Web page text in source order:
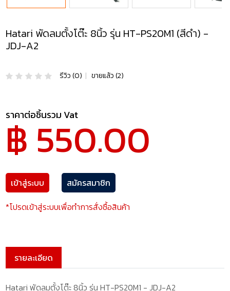
Hatari พัดลมตั้งโต๊ะ 8นิ้ว รุ่น HT-PS20M1 (สีดำ) -
JDJ-A2
รีวิว (0) | ขายแล้ว (2)
ราคาต่อชิ้นรวม Vat
฿ 550.00
เข้าสู่ระบบ
สมัครสมาชิก
*โปรดเข้าสู่ระบบเพื่อทำการสั่งซื้อสินค้า
รายละเอียด
Hatari พัดลมตั้งโต๊ะ 8นิ้ว รุ่น HT-PS20M1 - JDJ-A2